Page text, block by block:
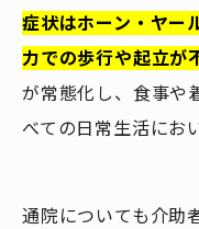
症状はホーン・ヤー
力での歩行や起立が
が常態化し、食事や
べての日常生活にお
通院についても介助